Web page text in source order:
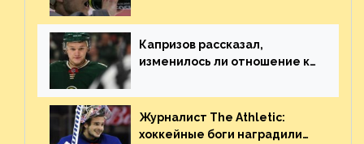
Плохая работа, ESPN
Капризов рассказал,
изменилось ли отношение к
Украине
Журналист The Athletic:
хоккейные боги наградили